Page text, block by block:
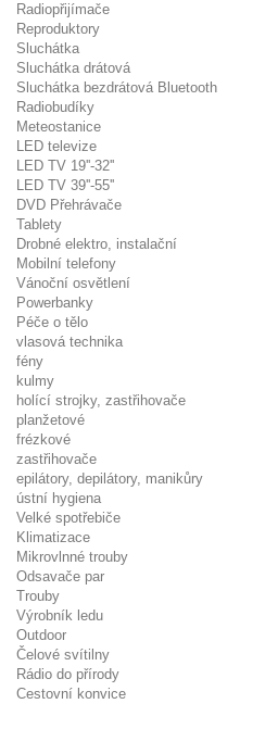
Radiopřijímače
Reproduktory
Sluchátka
Sluchátka drátová
Sluchátka bezdrátová Bluetooth
Radiobudíky
Meteostanice
LED televize
LED TV 19''-32''
LED TV 39''-55''
DVD Přehrávače
Tablety
Drobné elektro, instalační
Mobilní telefony
Vánoční osvětlení
Powerbanky
Péče o tělo
vlasová technika
fény
kulmy
holící strojky, zastřihovače
planžetové
frézkové
zastřihovače
epilátory, depilátory, manikůry
ústní hygiena
Velké spotřebiče
Klimatizace
Mikrovlnné trouby
Odsavače par
Trouby
Výrobník ledu
Outdoor
Čelové svítilny
Rádio do přírody
Cestovní konvice